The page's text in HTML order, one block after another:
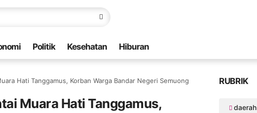
Politik Kesehatan Hiburan
Hati Tanggamus, Korban Warga Bandar Negeri Semuong
Muara Hati Tanggamus,
RUBRIK
daerah